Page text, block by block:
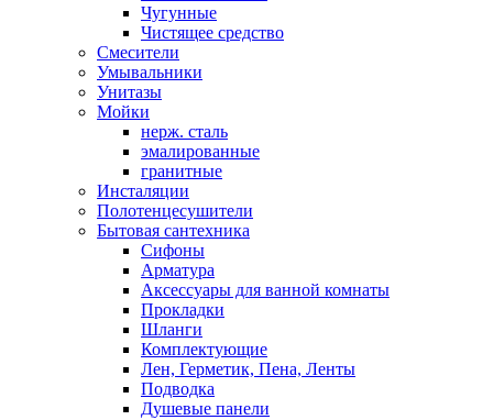
Чугунные
Чистящее средство
Смесители
Умывальники
Унитазы
Мойки
нерж. сталь
эмалированные
гранитные
Инсталяции
Полотенцесушители
Бытовая сантехника
Сифоны
Арматура
Аксессуары для ванной комнаты
Прокладки
Шланги
Комплектующие
Лен, Герметик, Пена, Ленты
Подводка
Душевые панели